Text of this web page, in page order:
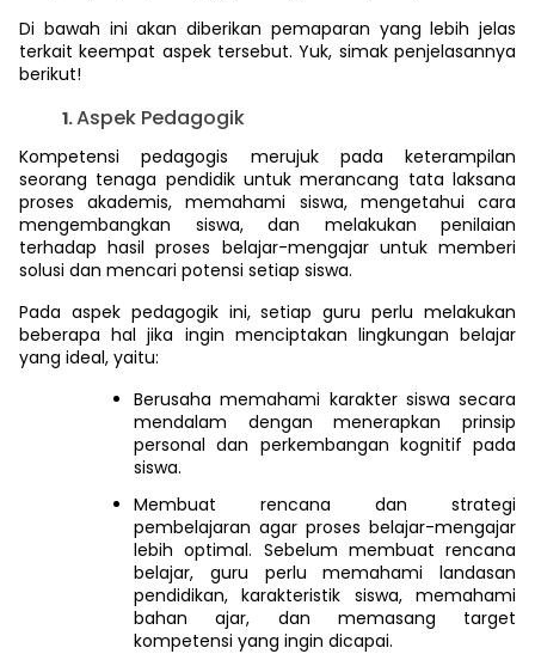
Di bawah ini akan diberikan pemaparan yang lebih jelas
terkait keempat aspek tersebut. Yuk, simak penjelasannya
berikut!
Aspek Pedagogik
Kompetensi pedagogis merujuk pada keterampilan
seorang tenaga pendidik untuk merancang tata laksana
proses akademis, memahami siswa, mengetahui cara
mengembangkan siswa, dan melakukan penilaian
terhadap hasil proses belajar-mengajar untuk memberi
solusi dan mencari potensi setiap siswa.
Pada aspek pedagogik ini, setiap guru perlu melakukan
beberapa hal jika ingin menciptakan lingkungan belajar
yang ideal, yaitu:
Berusaha memahami karakter siswa secara
mendalam dengan menerapkan prinsip
personal dan perkembangan kognitif pada
siswa.
Membuat rencana dan strategi
pembelajaran agar proses belajar-mengajar
lebih optimal. Sebelum membuat rencana
belajar, guru perlu memahami landasan
pendidikan, karakteristik siswa, memahami
bahan ajar, dan memasang target
kompetensi yang ingin dicapai.